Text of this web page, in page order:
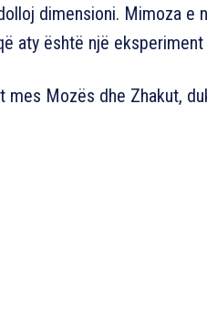
dimensioni. Mimoza e
aty është një eksperiment
Mozës dhe Zhakut,